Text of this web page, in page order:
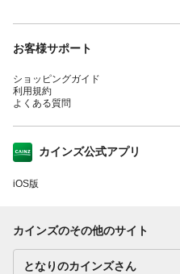
お客様サポート
ショッピングガイド
利用規約
よくある質問
カインズ公式アプリ
iOS版
カインズのその他のサイト
となりのカインズさん